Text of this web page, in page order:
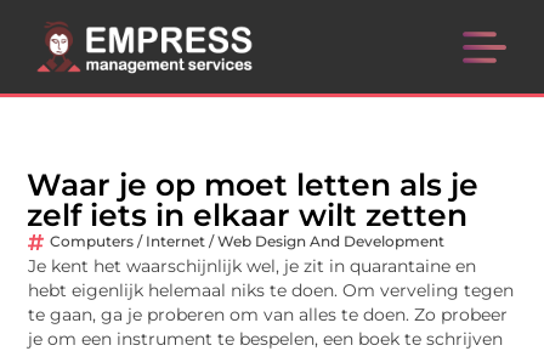
Waar je op moet letten als je
zelf iets in elkaar wilt zetten
Computers / Internet / Web Design And Development
Je kent het waarschijnlijk wel, je zit in quarantaine en
hebt eigenlijk helemaal niks te doen. Om verveling tegen
te gaan, ga je proberen om van alles te doen. Zo probeer
je om een instrument te bespelen, een boek te schrijven